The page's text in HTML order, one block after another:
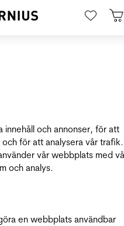
innehåll och annonser, för att
för att analysera vår
vår webbplats med
och analys.
en webbplats användbar